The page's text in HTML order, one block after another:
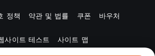
정책 약관 및 법률 쿠폰 바우처
사이트 테스트 사이트 맵